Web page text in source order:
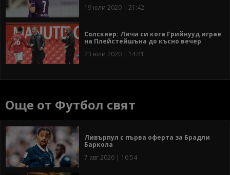
19 юли 2020 | 21:42
Солскяер: Личи си кога Грийнууд играе
на Плейстейшъна до късно вечер
23 юли 2020 | 14:41
Още от Футбол свят
Ливърпул с първа оферта за Брадли
Баркола
7 авг 2026 | 16:54